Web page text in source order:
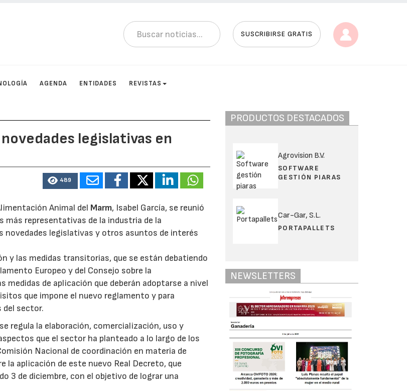
SUSCRIBIRSE GRATIS
AGENDA ENTIDADES REVISTAS
legislativas en
489
Animal del Marm, Isabel García, se reunió
más representativas de la industria de la
novedades legislativas y otros asuntos de interés
y las medidas transitorias, que se están debatiendo
Europeo y del Consejo sobre la
de aplicación que deberán adoptarse a nivel
que impone el nuevo reglamento y para
del sector.
regula la elaboración, comercialización, uso y
que el sector ha planteado a lo largo de los
Nacional de coordinación en materia de
aplicación de este nuevo Real Decreto, que
3 de diciembre, con el objetivo de lograr una
PRODUCTOS DESTACADOS
Agrovision B.V.
SOFTWARE
GESTIÓN PIARAS
Car-Gar, S.L.
PORTAPALLETS
NEWSLETTERS